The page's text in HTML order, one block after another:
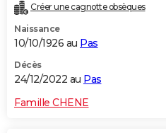
Créer une cagnotte obsèques
Naissance
10/10/1926 au Pas
Décès
24/12/2022 au Pas
Famille CHENE